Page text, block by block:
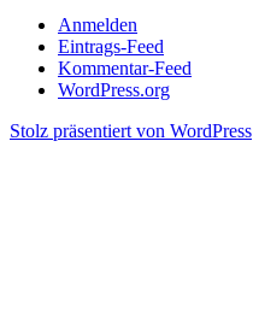
Anmelden
Eintrags-Feed
Kommentar-Feed
WordPress.org
Stolz präsentiert von WordPress